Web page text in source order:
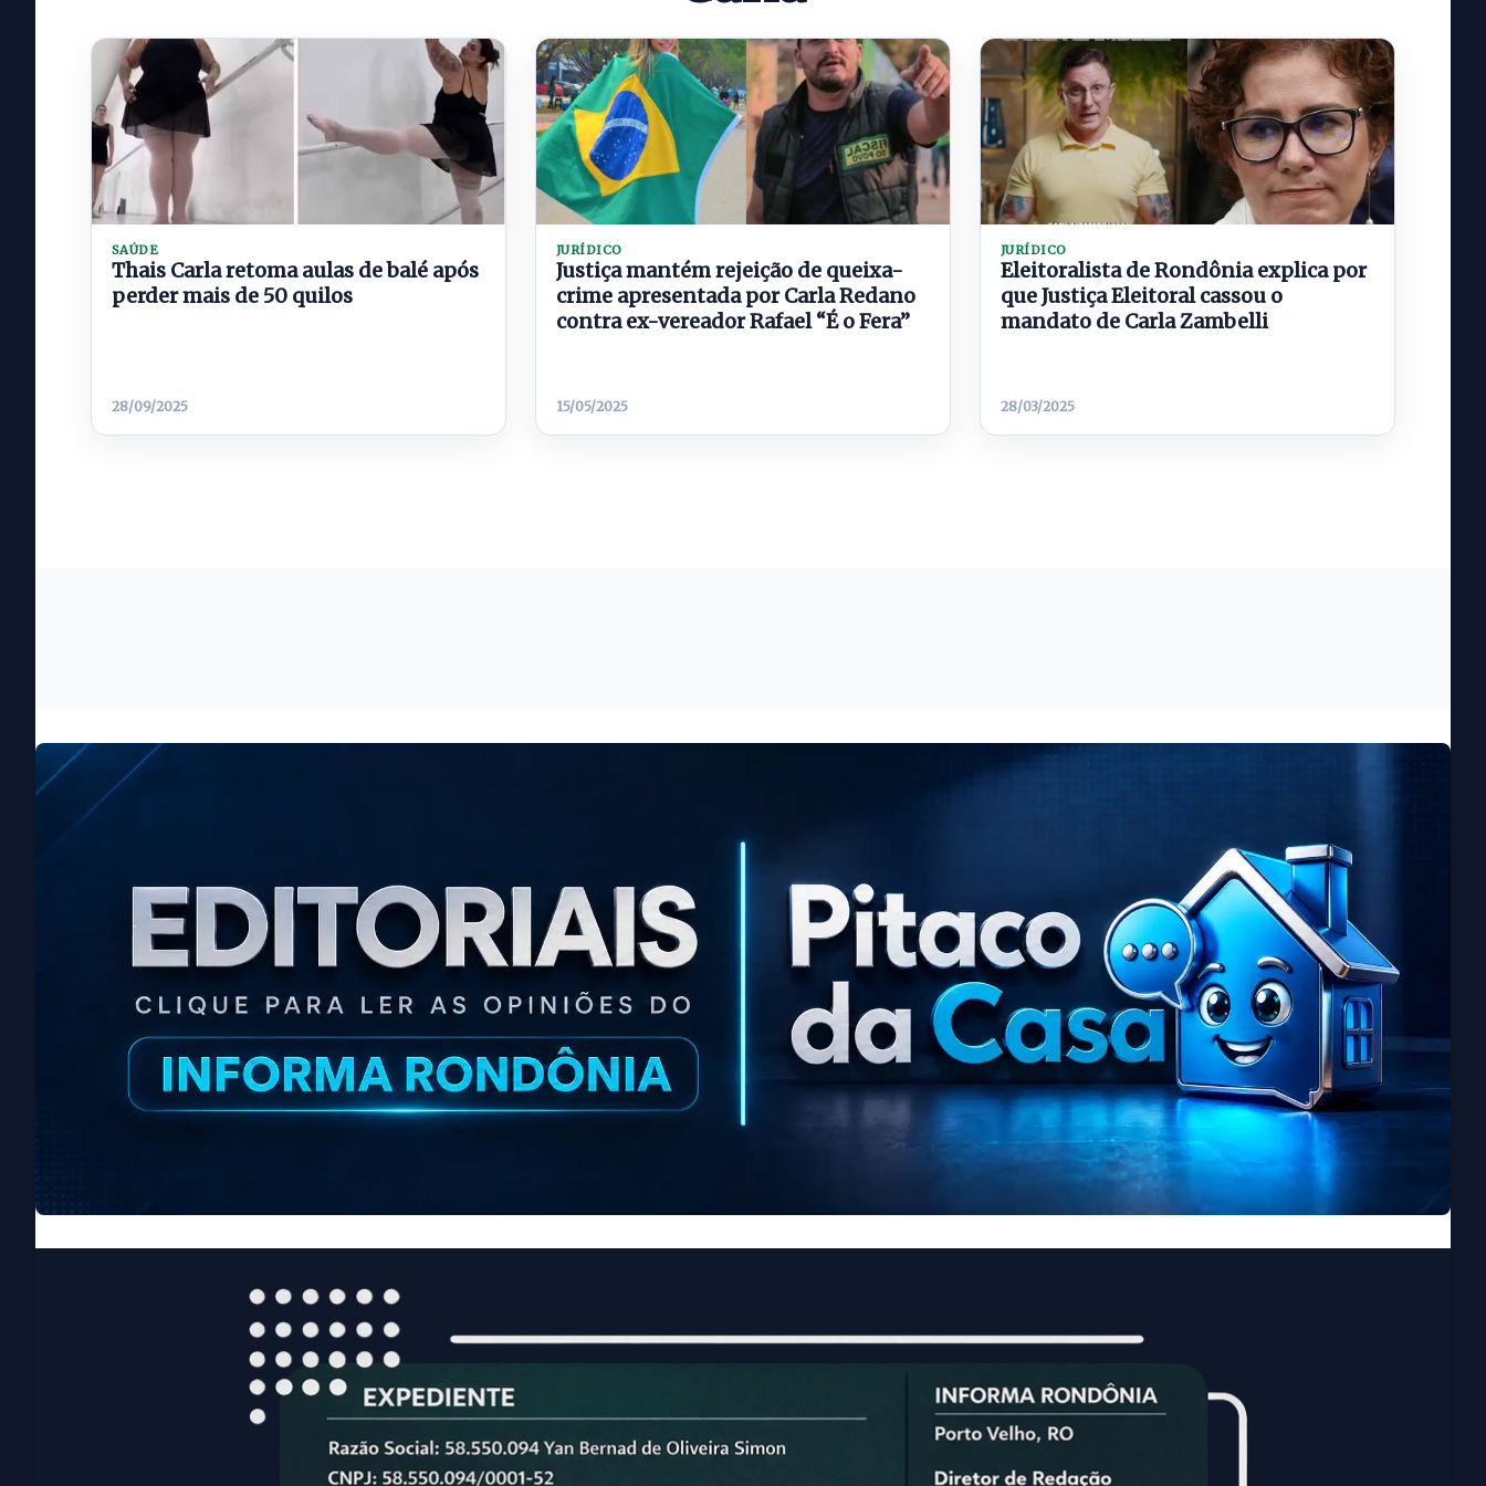
SAÚDE
Thais Carla retoma aulas de balé após
perder mais de 50 quilos
28/09/2025
JURÍDICO
Justiça mantém rejeição de queixa-
crime apresentada por Carla Redano
contra ex-vereador Rafael “É o Fera”
15/05/2025
JURÍDICO
Eleitoralista de Rondônia explica por
que Justiça Eleitoral cassou o
mandato de Carla Zambelli
28/03/2025